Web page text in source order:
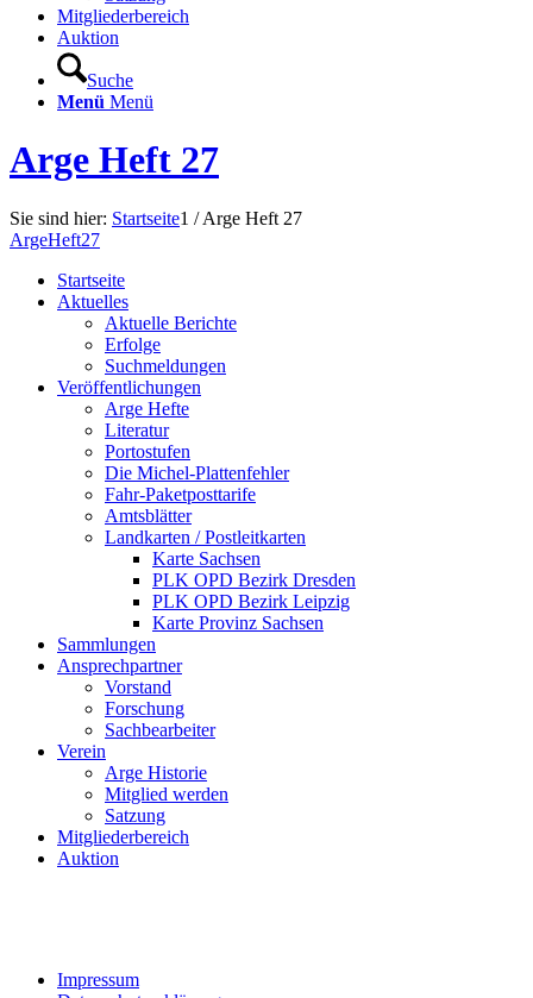
Mitgliederbereich
Auktion
Suche
Menü Menü
Arge Heft 27
Sie sind hier: Startseite1 / Arge Heft 27
ArgeHeft27
Startseite
Aktuelles
Aktuelle Berichte
Erfolge
Suchmeldungen
Veröffentlichungen
Arge Hefte
Literatur
Portostufen
Die Michel-Plattenfehler
Fahr-Paketposttarife
Amtsblätter
Landkarten / Postleitkarten
Karte Sachsen
PLK OPD Bezirk Dresden
PLK OPD Bezirk Leipzig
Karte Provinz Sachsen
Sammlungen
Ansprechpartner
Vorstand
Forschung
Sachbearbeiter
Verein
Arge Historie
Mitglied werden
Satzung
Mitgliederbereich
Auktion
Impressum